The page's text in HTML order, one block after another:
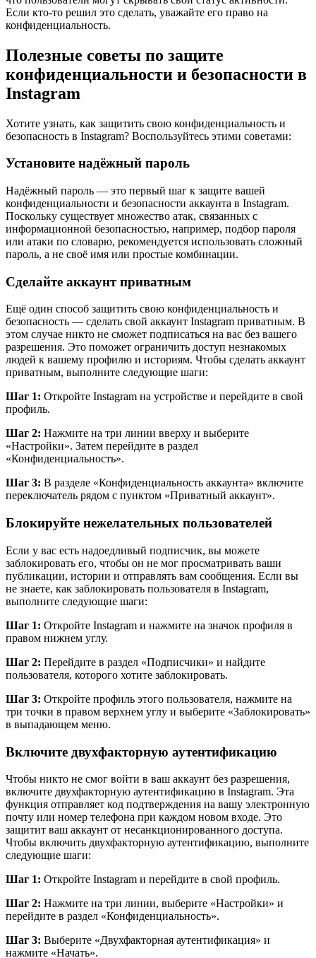
Если кто-то решил это сделать, уважайте его право на
конфиденциальность.
Полезные советы по защите
конфиденциальности и безопасности в
Instagram
Хотите узнать, как защитить свою конфиденциальность и
безопасность в Instagram? Воспользуйтесь этими советами:
Установите надёжный пароль
Надёжный пароль — это первый шаг к защите вашей
конфиденциальности и безопасности аккаунта в Instagram.
Поскольку существует множество атак, связанных с
информационной безопасностью, например, подбор пароля
или атаки по словарю, рекомендуется использовать сложный
пароль, а не своё имя или простые комбинации.
Сделайте аккаунт приватным
Ещё один способ защитить свою конфиденциальность и
безопасность — сделать свой аккаунт Instagram приватным. В
этом случае никто не сможет подписаться на вас без вашего
разрешения. Это поможет ограничить доступ незнакомых
людей к вашему профилю и историям. Чтобы сделать аккаунт
приватным, выполните следующие шаги:
Шаг 1: Откройте Instagram на устройстве и перейдите в свой
профиль.
Шаг 2: Нажмите на три линии вверху и выберите
«Настройки». Затем перейдите в раздел
«Конфиденциальность».
Шаг 3: В разделе «Конфиденциальность аккаунта» включите
переключатель рядом с пунктом «Приватный аккаунт».
Блокируйте нежелательных пользователей
Если у вас есть надоедливый подписчик, вы можете
заблокировать его, чтобы он не мог просматривать ваши
публикации, истории и отправлять вам сообщения. Если вы
не знаете, как заблокировать пользователя в Instagram,
выполните следующие шаги:
Шаг 1: Откройте Instagram и нажмите на значок профиля в
правом нижнем углу.
Шаг 2: Перейдите в раздел «Подписчики» и найдите
пользователя, которого хотите заблокировать.
Шаг 3: Откройте профиль этого пользователя, нажмите на
три точки в правом верхнем углу и выберите «Заблокировать»
в выпадающем меню.
Включите двухфакторную аутентификацию
Чтобы никто не смог войти в ваш аккаунт без разрешения,
включите двухфакторную аутентификацию в Instagram. Эта
функция отправляет код подтверждения на вашу электронную
почту или номер телефона при каждом новом входе. Это
защитит ваш аккаунт от несанкционированного доступа.
Чтобы включить двухфакторную аутентификацию, выполните
следующие шаги:
Шаг 1: Откройте Instagram и перейдите в свой профиль.
Шаг 2: Нажмите на три линии, выберите «Настройки» и
перейдите в раздел «Конфиденциальность».
Шаг 3: Выберите «Двухфакторная аутентификация» и
нажмите «Начать».